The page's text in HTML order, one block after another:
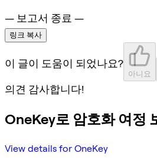
— 보고서 종료 —
링크 복사
이 글이 도움이 되었나요?
아니요
의견 감사합니다!
OneKey로 암호화 여정
View details for OneKey